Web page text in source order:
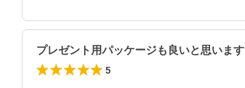
プレゼント用パッケージも良いと思います
5